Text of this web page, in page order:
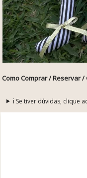
Como Comprar / Reservar /
ℹ️ Se tiver dúvidas, clique